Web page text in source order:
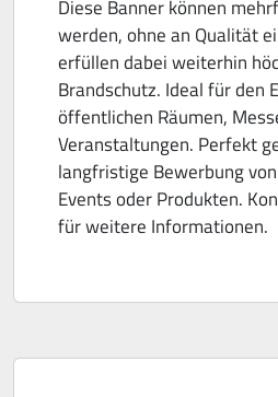
Diese Banner können
werden, ohne an Qualität
erfüllen dabei weiterhin
Brandschutz. Ideal für den
öffentlichen Räumen,
Veranstaltungen. Perfekt
langfristige Bewerbung
Events oder Produkten.
für weitere Informationen.